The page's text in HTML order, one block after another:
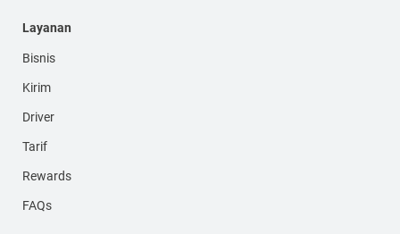
Layanan
Bisnis
Kirim
Driver
Tarif
Rewards
FAQs